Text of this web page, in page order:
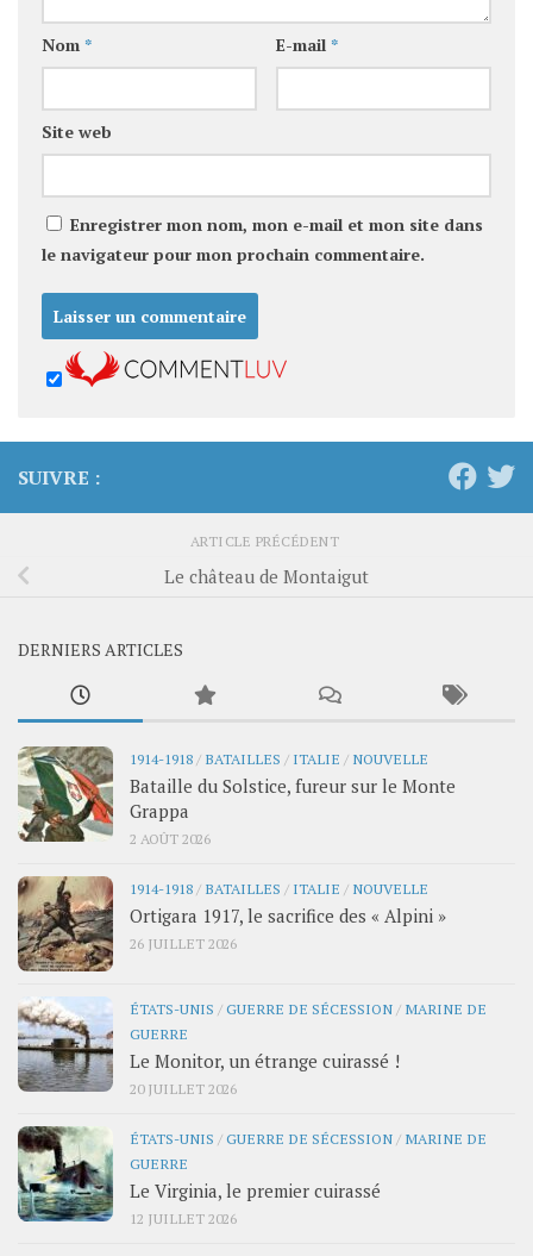
Nom * E-mail *
Site web
Enregistrer mon nom, mon e-mail et mon site dans
le navigateur pour mon prochain commentaire.
SUIVRE :
ARTICLE PRÉCÉDENT
Le château de Montaigut
DERNIERS ARTICLES
1914-1918 / BATAILLES / ITALIE / NOUVELLE
Bataille du Solstice, fureur sur le Monte
Grappa
2 AOÛT 2026
1914-1918 / BATAILLES / ITALIE / NOUVELLE
Ortigara 1917, le sacrifice des « Alpini »
26 JUILLET 2026
ÉTATS-UNIS /GUERRE DE SÉCESSION / MARINE DE
GUERRE
Le Monitor, un étrange cuirassé !
20 JUILLET 2026
ÉTATS-UNIS /GUERRE DE SÉCESSION / MARINE DE
GUERRE
Le Virginia, le premier cuirassé
12 JUILLET 2026